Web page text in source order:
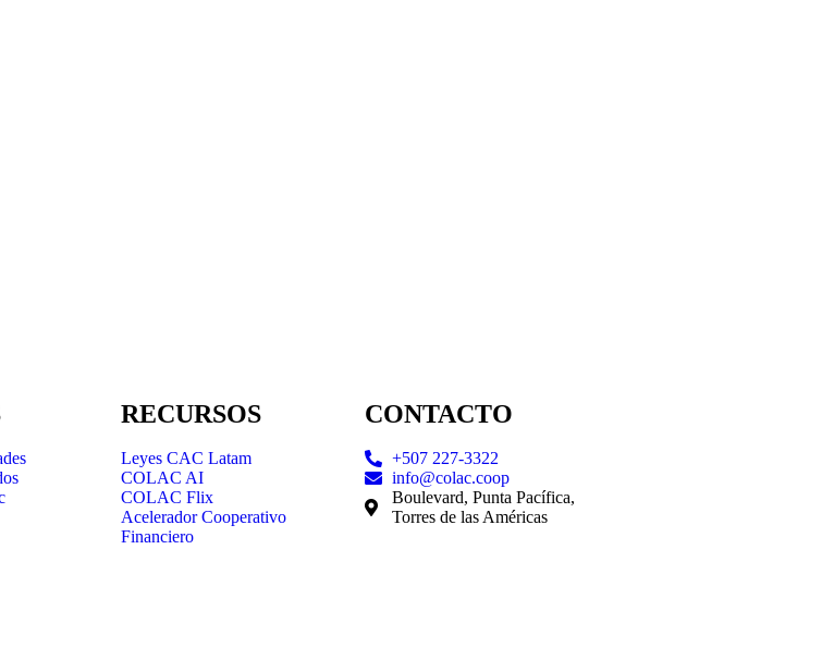
RECURSOS
Leyes CAC Latam
COLAC AI
COLAC Flix
Acelerador Cooperativo
Financiero
CONTACTO
+507 227-3322
info@colac.coop
Boulevard, Punta Pacífica,
Torres de las Américas